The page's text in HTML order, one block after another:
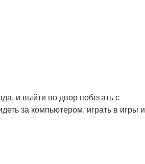
и выйти во двор побегать с
за компьютером, играть в игры и